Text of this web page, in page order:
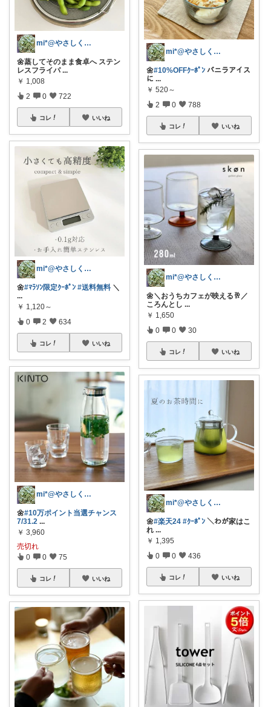
mi*@やさしく整う暮らし
🌼蒸してそのまま食卓へ ステン
レスフライパ ...
￥ 1,008
2 0 722
コレ いいね
mi*@やさしく整う暮らし
🌼#ﾏﾗｿﾝ限定ｸｰﾎﾟﾝ #送料無料 ＼
...
￥ 1,120～
0 2 634
コレ いいね
mi*@やさしく整う暮らし
🌼#10万ポイント当選チャンス
7/31.2 ...
￥ 3,960
売切れ
0 0 75
コレ いいね
mi*@やさしく整う暮らし
🌼#10%OFFｸｰﾎﾟﾝ バニラアイス
に ...
￥ 520～
2 0 788
コレ いいね
mi*@やさしく整う暮らし
🌼＼おうちカフェが映える🥂／
ころんとし ...
￥ 1,650
0 0 30
コレ いいね
mi*@やさしく整う暮らし
🌼#楽天24 #ｸｰﾎﾟﾝ ＼わが家はこ
れ ...
￥ 1,395
0 0 436
コレ いいね